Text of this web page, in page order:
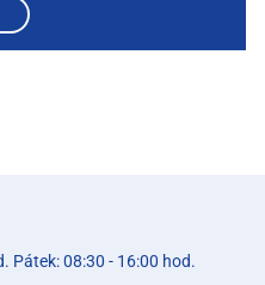
Pátek: 08:30 - 16:00 hod.